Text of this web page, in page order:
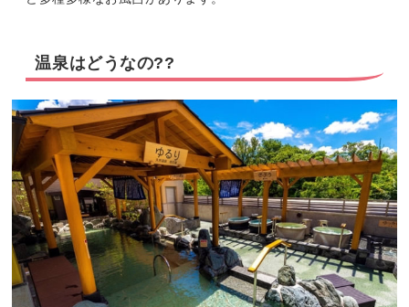
温泉はどうなの??